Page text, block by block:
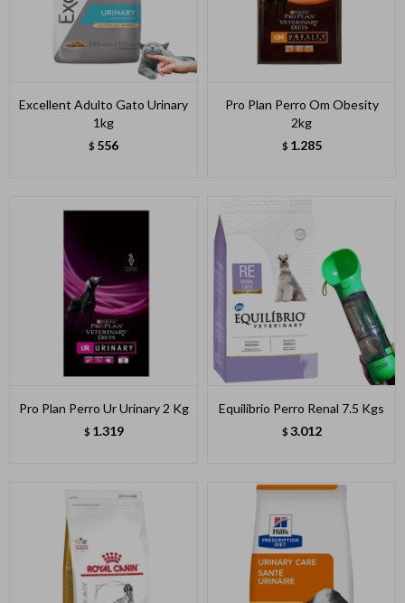
Excellent Adulto Gato Urinary
1kg
$ 556
Pro Plan Perro Om Obesity
2kg
$ 1.285
Pro Plan Perro Ur Urinary 2 Kg
$ 1.319
Equilibrio Perro Renal 7.5 Kgs
$ 3.012